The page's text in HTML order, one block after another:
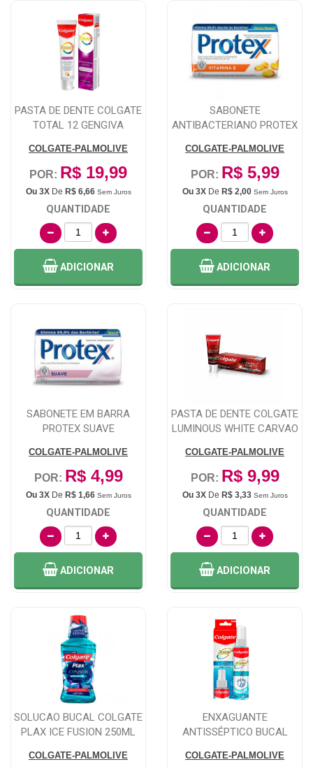
PASTA DE DENTE COLGATE
TOTAL 12 GENGIVA
COLGATE-PALMOLIVE
POR: R$ 19,99
Ou 3XDe R$ 6,66 Sem Juros
QUANTIDADE
ADICIONAR
SABONETE
ANTIBACTERIANO PROTEX
COLGATE-PALMOLIVE
POR: R$ 5,99
Ou 3XDe R$ 2,00 Sem Juros
QUANTIDADE
ADICIONAR
SABONETE EM BARRA
PROTEX SUAVE
COLGATE-PALMOLIVE
POR: R$ 4,99
Ou 3XDe R$ 1,66 Sem Juros
QUANTIDADE
ADICIONAR
PASTA DE DENTE COLGATE
LUMINOUS WHITE CARVAO
COLGATE-PALMOLIVE
POR: R$ 9,99
Ou 3XDe R$ 3,33 Sem Juros
QUANTIDADE
ADICIONAR
SOLUCAO BUCAL COLGATE
PLAX ICE FUSION 250ML
COLGATE-PALMOLIVE
ENXAGUANTE
ANTISSÉPTICO BUCAL
CO...
COLGATE-PALMOLIVE